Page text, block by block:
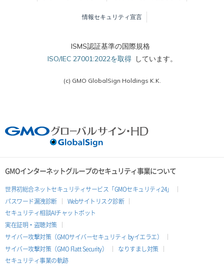
情報セキュリティ宣言
ISMS認証基準の国際規格
ISO/IEC 27001:2022を取得しています。
(c) GMO GlobalSign Holdings K.K.
GMOインターネットグループのセキュリティ事業について
世界初総合ネットセキュリティサービス「GMOセキュリティ24」
パスワード漏洩診断
Webサイトリスク診断
セキュリティ相談AIチャットボット
実在証明・盗聴対策
サイバー攻撃対策（GMOサイバーセキュリティ byイエラエ）
サイバー攻撃対策（GMO Flatt Security）
なりすまし対策
セキュリティ事業の軌跡